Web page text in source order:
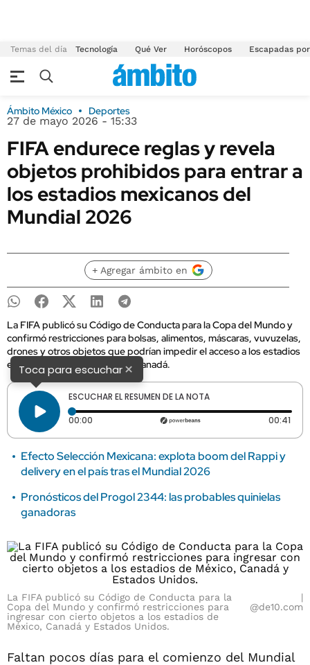
Temas del día Tecnología Qué Ver Horóscopos Escapadas
Ámbito México Deportes
27 de mayo 2026 - 15:33
FIFA endurece reglas y revela
objetos prohibidos para entrar a
los estadios mexicanos del
Mundial 2026
+ Agregar ámbito en
La FIFA publicó su Código de Conducta para la Copa del Mundo y
confirmó restricciones para bolsas, alimentos, máscaras, vuvuzelas,
drones y otros objetos que podrían impedir el acceso a los estadios
en México, Estados Unidos y Canadá.
Toca para escuchar×
ESCUCHAR EL RESUMEN DE LA NOTA
00:00 Tiempo transcurrido: 0 segundos 00:41
Efecto Selección Mexicana: explota boom del Rappi y
delivery en el país tras el Mundial 2026
Pronósticos del Progol 2344: las probables quinielas
ganadoras
La FIFA publicó su Código de Conducta para la
Copa del Mundo y confirmó restricciones para
ingresar con cierto objetos a los estadios de
México, Canadá y Estados Unidos.
@de10.com
Faltan pocos días para el comienzo del Mundial